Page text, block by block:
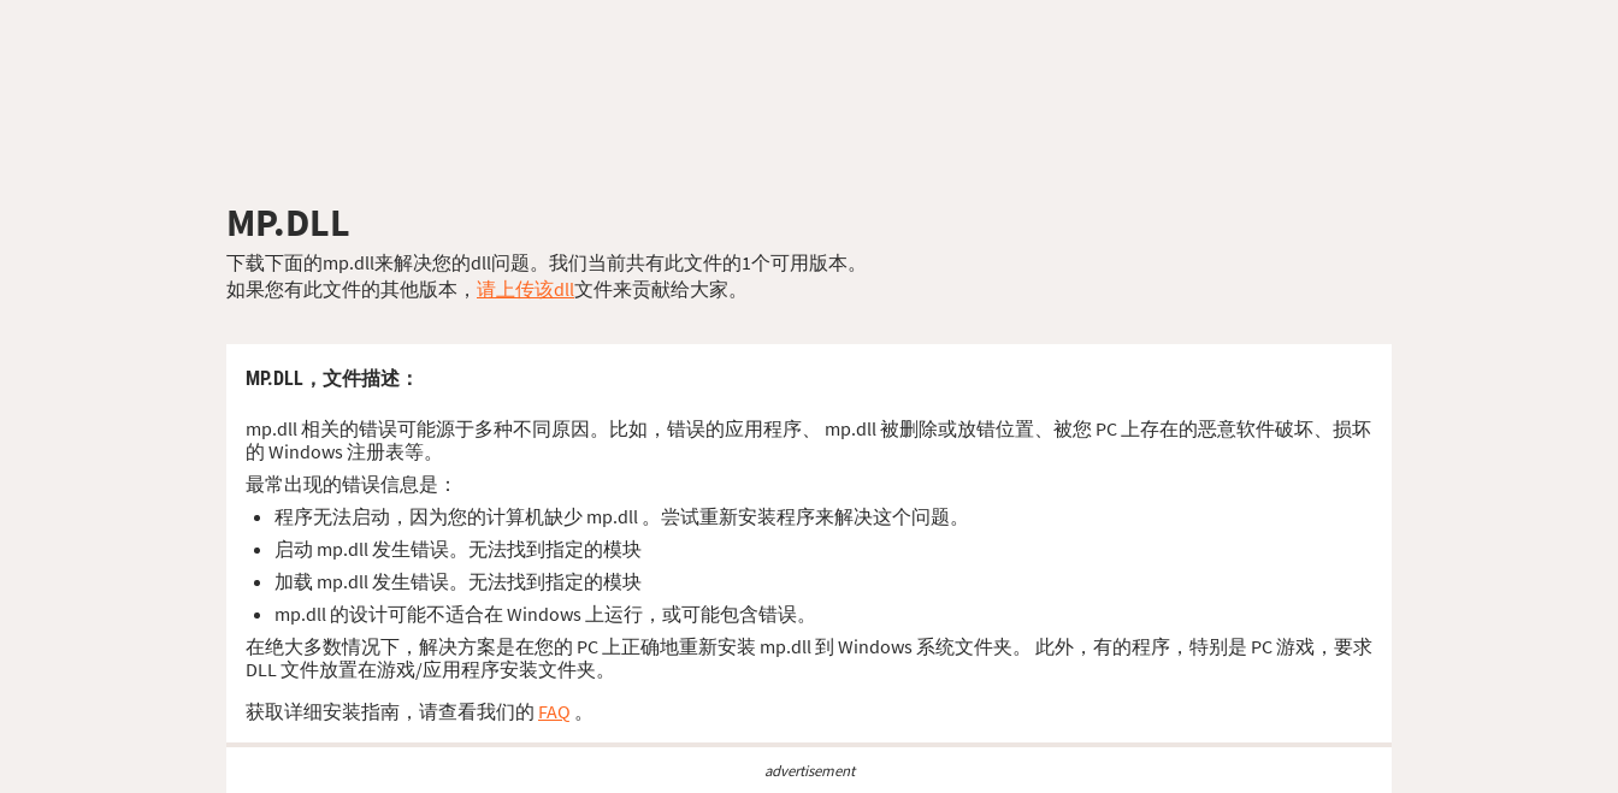
MP.DLL
下载下面的mp.dll来解决您的dll问题。我们当前共有此文件的1个可用版本。
如果您有此文件的其他版本， 请上传该dll文件来贡献给大家。
MP.DLL， 文件描述 ：
mp.dll 相关的错误可能源于多种不同原因。比如，错误的应用程序、 mp.dll 被删除或放错位置、被您 PC 上存在的恶意软件破坏、损坏
的 Windows 注册表等。
最常出现的错误信息是：
程序无法启动，因为您的计算机缺少 mp.dll 。尝试重新安装程序来解决这个问题。
启动 mp.dll 发生错误。无法找到指定的模块
加载 mp.dll 发生错误。无法找到指定的模块
mp.dll 的设计可能不适合在 Windows 上运行，或可能包含错误。
在绝大多数情况下，解决方案是在您的 PC 上正确地重新安装 mp.dll 到 Windows 系统文件夹。 此外，有的程序，特别是 PC 游戏，要求
DLL 文件放置在游戏/应用程序安装文件夹。
获取详细安装指南，请查看我们的 FAQ 。
advertisement